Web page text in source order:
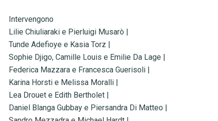
Intervengono
Lilie Chiuliaraki e Pierluigi Musarò |
Tunde Adefioye e Kasia Torz |
Sophie Djigo, Camille Louis e Emilie Da Lage |
Federica Mazzara e Francesca Guerisoli |
Karina Horsti e Melissa Moralli |
Lea Drouet e Edith Bertholet |
Daniel Blanga Gubbay e Piersandra Di Matteo |